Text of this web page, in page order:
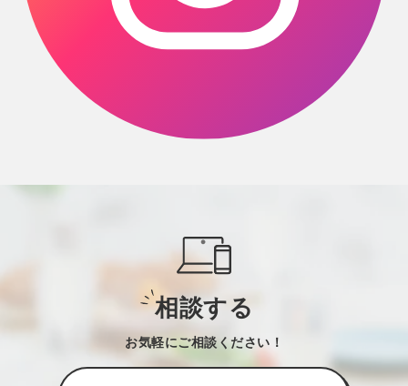
相談する
お気軽にご相談ください！